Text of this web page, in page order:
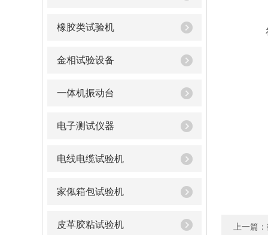
橡胶类试验机
金相试验设备
一体机振动台
电子测试仪器
电线电缆试验机
家俬箱包试验机
皮革胶粘试验机 上一篇：